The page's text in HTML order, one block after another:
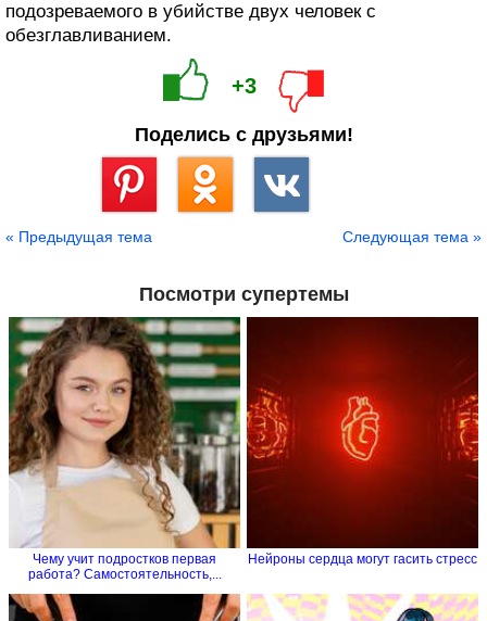
подозреваемого в убийстве двух человек с
обезглавливанием.
+3
Поделись с друзьями!
« Предыдущая тема Следующая тема »
Посмотри супертемы
Чему учит подростков первая
работа? Самостоятельность,...
Нейроны сердца могут гасить стресс